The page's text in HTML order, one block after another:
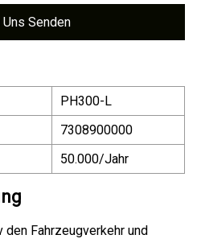
Uns Senden
PH300-L
7308900000
50.000/Jahr
Fahrzeugverkehr und